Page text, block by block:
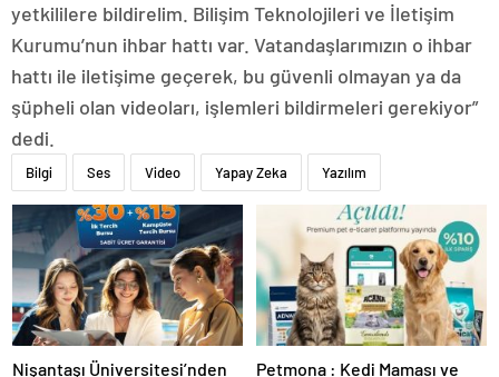
yetkililere bildirelim. Bilişim Teknolojileri ve İletişim
Kurumu’nun ihbar hattı var. Vatandaşlarımızın o ihbar
hattı ile iletişime geçerek, bu güvenli olmayan ya da
şüpheli olan videoları, işlemleri bildirmeleri gerekiyor”
dedi.
Bilgi Ses Video Yapay Zeka Yazılım
Nişantaşı Üniversitesi’nden Petmona : Kedi Maması ve